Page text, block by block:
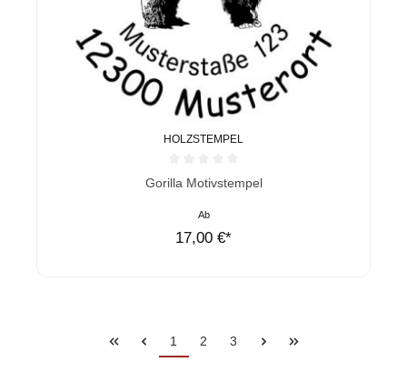
HOLZSTEMPEL
Durchschnittliche Bewertung von 0 von 5 Sternen
Gorilla Motivstempel
Ab
17,00 €*
1 2 3